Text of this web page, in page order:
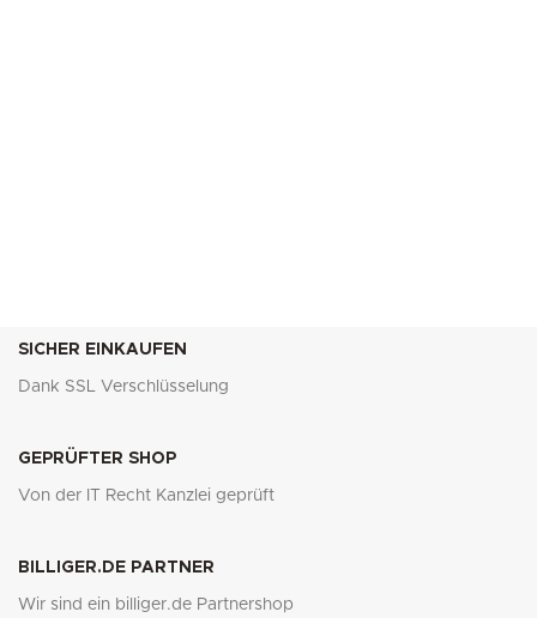
SICHER EINKAUFEN
Dank SSL Verschlüsselung
GEPRÜFTER SHOP
Von der IT Recht Kanzlei geprüft
BILLIGER.DE PARTNER
Wir sind ein billiger.de Partnershop